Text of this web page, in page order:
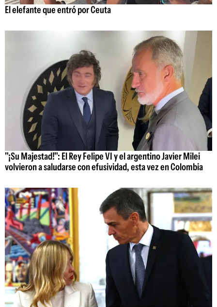
El elefante que entró por Ceuta
"¡Su Majestad!": El Rey Felipe VI y el argentino Javier Milei
volvieron a saludarse con efusividad, esta vez en Colombia